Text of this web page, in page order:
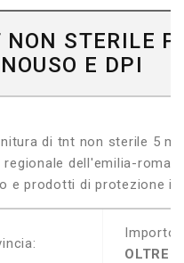
STERILE
E DPI
di tnt non sterile 5
dell'emilia-
e prodotti di protezione
Importo:
OLTRE